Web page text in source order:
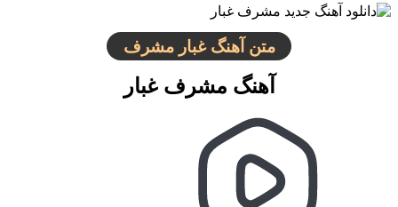
متن آهنگ غبار مشرف
آهنگ مشرف غبار